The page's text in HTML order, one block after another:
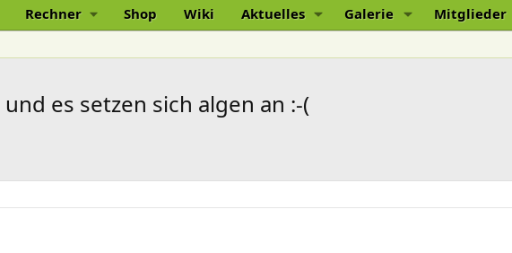
Rechner Shop Wiki Aktuelles Galerie Mitglieder
es setzen sich algen an :-(